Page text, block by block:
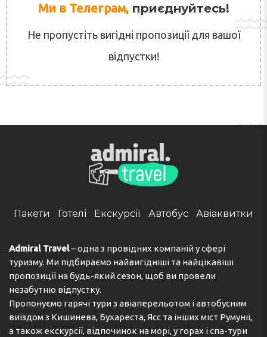
Ми в Телеграм,приєднуйтесь!
Не пропустіть вигідні пропозиції для вашої
відпустки!
Пакети Готелі Екскурсії Автобус Авіаквитки
Admiral Travel– одна з провідних компаній у сфері
туризму. Ми підбираємо найвигідніші та найцікавіші
пропозиції на будь-який сезон, щоб ви провели
незабутню відпустку.
Пропонуємо гарячі тури з авіаперельотом і автобусним
виїздом з Кишинева, Бухареста, Ясс та інших міст Румунії,
а також екскурсії, відпочинок на морі, у горах і спа-тури